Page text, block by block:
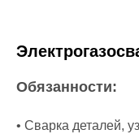
Обязанности:
• Сварка деталей,